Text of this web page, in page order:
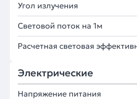
Угол излучения
Световой поток на 1м
Расчетная световая
Электрические
Напряжение питания